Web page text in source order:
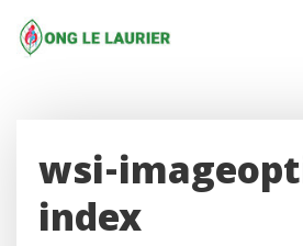
content
wsi-
index